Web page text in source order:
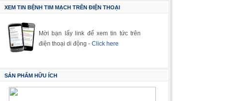
XEM TIN BỆNH TIM MẠCH TRÊN ĐIỆN THOẠI
Mời bạn lấy link để xem tin tức trên
điện thoại di động - Click here
SẢN PHẨM HỮU ÍCH